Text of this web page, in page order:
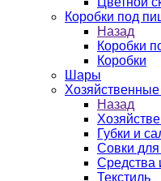
Коробки под
Назад
Коробки
Коробки
Шары
Назад
Губки и
Совки
Средства
Текстиль